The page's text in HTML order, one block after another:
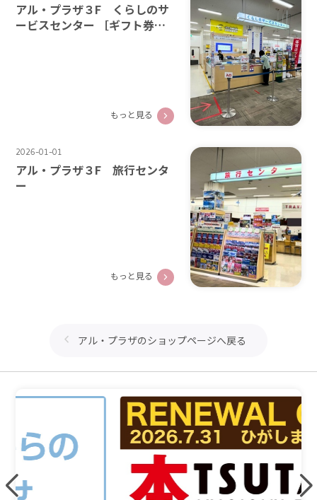
アル・プラザ３F くらしのサ
ービスセンター ［ギフト券取
もっと見る
2026-01-01
アル・プラザ３F 旅行センタ
ー
もっと見る
アル・プラザのショップページへ戻る